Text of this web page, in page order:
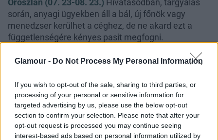
Glamour - Do Not Process My Personal Information
If you wish to opt-out of the sale, sharing to third parties, or
processing of your personal or sensitive information for
targeted advertising by us, please use the below opt-out
section to confirm your selection. Please note that after your
opt-out request is processed you may continue seeing
interest-based ads based on personal information utilized by
Oroszlán (07. 23-08. 23.) Hivatásodban, tárgyalás
során, anyagi ügyekben áll a bál, új főnök vagy
menedzser kerülhet a céghez, de ne akard ezt a
függetlenségére kényes pasit megfogni.
Szűz (08. 24-09. 23.)
Úgy érzed, mintha elkapott
volna egy tornádó, minden kicsúszik az irányításod
alól, balesetnek is ki vagy téve, viszont utaznod kell
a munkád miatt.
Mérleg (09. 24-10. 23.)Cégednek és szexuális
életednek egyaránt új útra kell lépnie; partner, barát,
üzleti vállalkozás vagy társasági program viszi a